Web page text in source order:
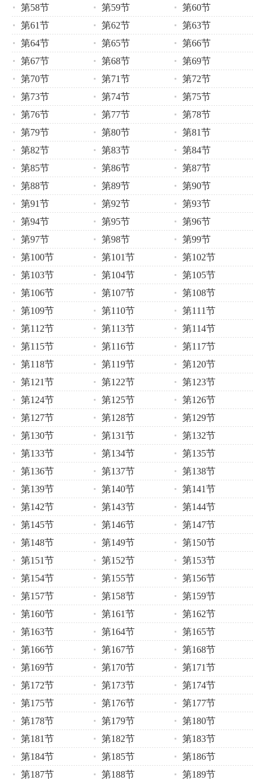
第58节 第59节
第60节
第61节
第62节
第63节
第64节
第65节
第66节
第67节
第68节
第69节
第70节
第71节
第72节
第73节
第74节
第75节
第76节
第77节
第78节
第79节
第80节
第81节
第82节
第83节
第84节
第85节
第86节
第87节
第88节
第89节
第90节
第91节
第92节
第93节
第94节
第95节
第96节
第97节
第98节
第99节
第100节
第101节
第102节
第103节
第104节
第105节
第106节
第107节
第108节
第109节
第110节
第111节
第112节
第113节
第114节
第115节
第116节
第117节
第118节
第119节
第120节
第121节
第122节
第123节
第124节
第125节
第126节
第127节
第128节
第129节
第130节
第131节
第132节
第133节
第134节
第135节
第136节
第137节
第138节
第139节
第140节
第141节
第142节
第143节
第144节
第145节
第146节
第147节
第148节
第149节
第150节
第151节
第152节
第153节
第154节
第155节
第156节
第157节
第158节
第159节
第160节
第161节
第162节
第163节
第164节
第165节
第166节
第167节
第168节
第169节
第170节
第171节
第172节
第173节
第174节
第175节
第176节
第177节
第178节
第179节
第180节
第181节
第182节
第183节
第184节
第185节
第186节
第187节
第188节
第189节